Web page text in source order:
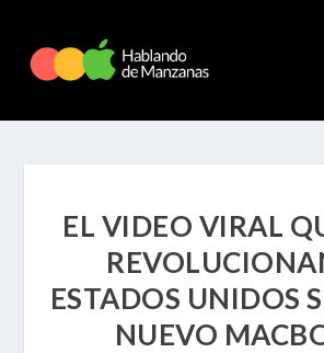
EL VIDEO VIRAL
ESTADOS UNIDOS
NUEVO